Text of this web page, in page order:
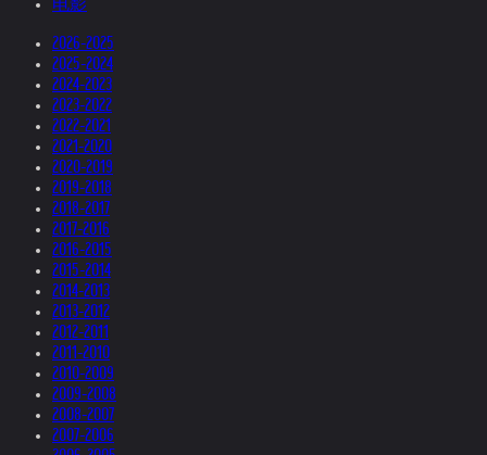
电影
2026-2025
2025-2024
2024-2023
2023-2022
2022-2021
2021-2020
2020-2019
2019-2018
2018-2017
2017-2016
2016-2015
2015-2014
2014-2013
2013-2012
2012-2011
2011-2010
2010-2009
2009-2008
2008-2007
2007-2006